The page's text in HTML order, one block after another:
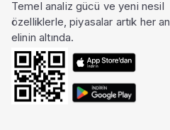
Temel analiz gücü ve yeni nesil
özelliklerle, piyasalar artık her an
elinin altında.